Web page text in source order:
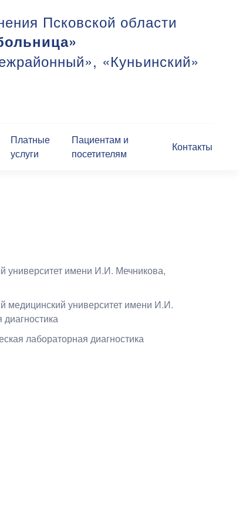
Псковской области
«Куньинский»
Платные
услуги
Пациентам и
посетителям
Контакты
университет имени И.И. Мечникова,
медицинский университет имени И.И.
лабораторная диагностика